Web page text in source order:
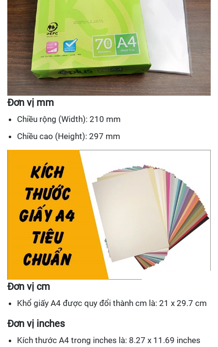
Đơn vị mm
Chiều rộng (Width): 210 mm
Chiều cao (Height): 297 mm
Đơn vị cm
Khổ giấy A4 được quy đổi thành cm là: 21 x 29.7 cm
Đơn vị inches
Kích thước A4 trong inches là: 8.27 x 11.69 inches